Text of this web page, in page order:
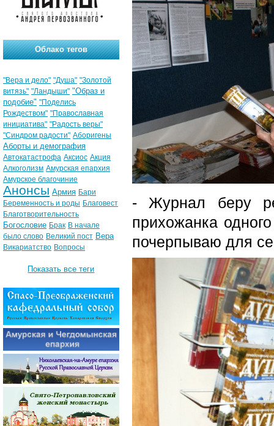
- Журнал беру
прихожанка
почерпываю для
Облако тегов
"Вера и дело" "Душа" "Золотой
витязь" "Ландыши" "Образ и
подобие" "Поделись
Рождеством" "Православная
инициатива" "Радость веры"
"Синдром радости" Аборигены
Аборты и демография
Автокатастрофа Аксиос Акция
Алкоголизм Амурская епархия
Амурское благочиние
Анонсы Армия Бари
Беременность и роды Благовест
Благотворительность
Богословие Брак В начале
было слово Великий пост Вера
Викариатство Вопросы
Показать все теги